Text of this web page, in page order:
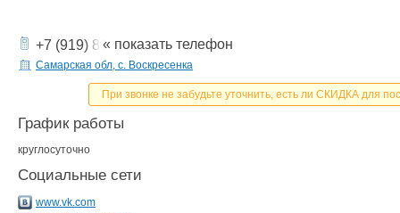
+7 (919) 815-04-45« показать телефон
Самарская обл, с. Воскресенка
При звонке не забудьте уточнить, есть ли СКИДКА для
График работы
круглосуточно
Социальные сети
www.vk.com